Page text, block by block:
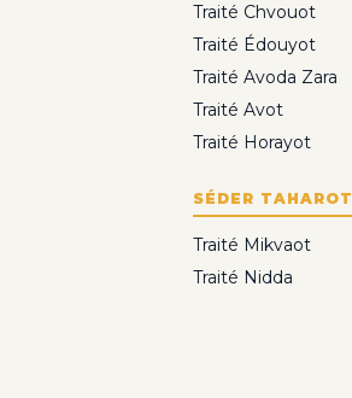
Traité Chvouot
Traité Édouyot
Traité Avoda Zara
Traité Avot
Traité Horayot
SÉDER TAHAROT
Traité Mikvaot
Traité Nidda